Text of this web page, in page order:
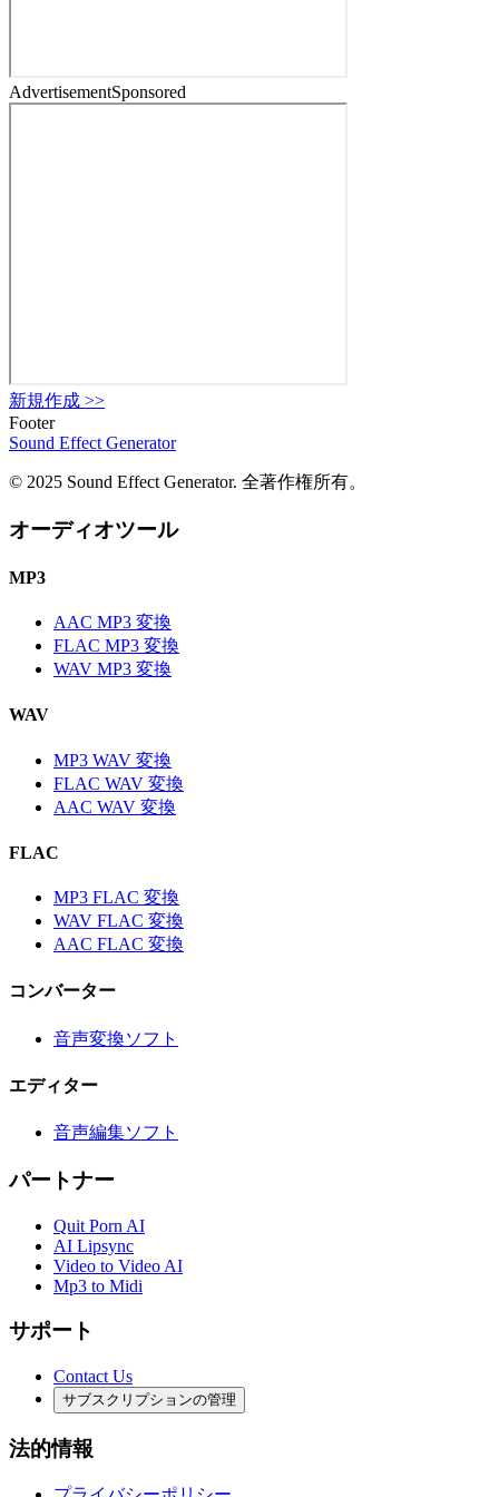
AdvertisementSponsored
新規作成 >>
Footer
Sound Effect Generator
© 2025 Sound Effect Generator. 全著作権所有。
オーディオツール
MP3
AAC MP3 変換
FLAC MP3 変換
WAV MP3 変換
WAV
MP3 WAV 変換
FLAC WAV 変換
AAC WAV 変換
FLAC
MP3 FLAC 変換
WAV FLAC 変換
AAC FLAC 変換
コンバーター
音声変換ソフト
エディター
音声編集ソフト
パートナー
Quit Porn AI
AI Lipsync
Video to Video AI
Mp3 to Midi
サポート
Contact Us
サブスクリプションの管理
法的情報